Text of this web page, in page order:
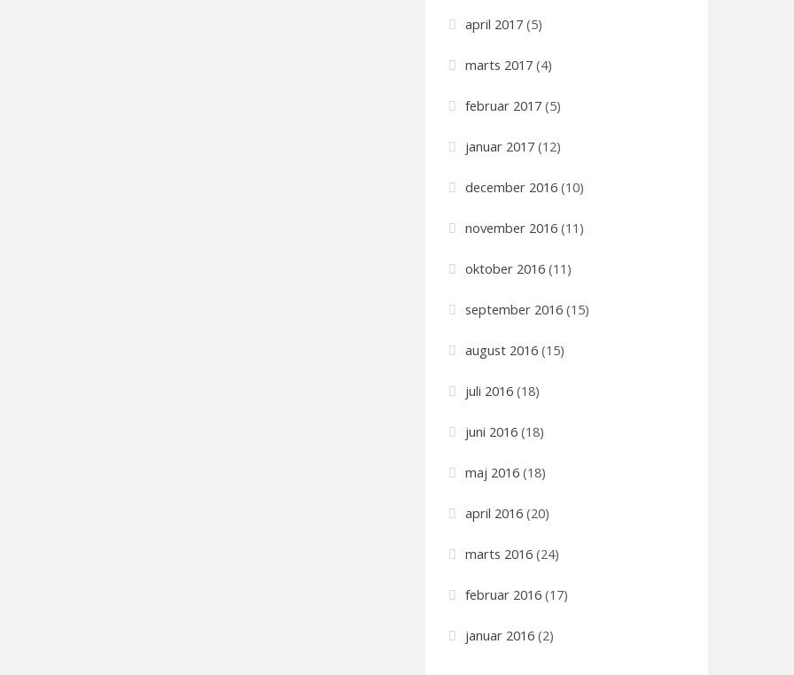
april 2017(5)
marts 2017(4)
februar 2017(5)
januar 2017(12)
december 2016(10)
november 2016(11)
oktober 2016(11)
september 2016(15)
august 2016(15)
juli 2016(18)
juni 2016(18)
maj 2016(18)
april 2016(20)
marts 2016(24)
februar 2016(17)
januar 2016(2)